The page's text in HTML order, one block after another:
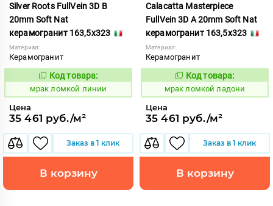
Silver Roots FullVein 3D B
20mm Soft Nat
керамогранит 163,5x323
Материал:
Керамогранит
1052919
Код товара:
мрак ломкой линии
Цена
35 461 руб./м²
Заказ в 1 клик
В корзину
Calacatta Masterpiece
FullVein 3D A 20mm Soft Nat
керамогранит 163,5x323
Материал:
Керамогранит
1052917
Код товара:
мрак ломкой ладони
Цена
35 461 руб./м²
Заказ в 1 клик
В корзину